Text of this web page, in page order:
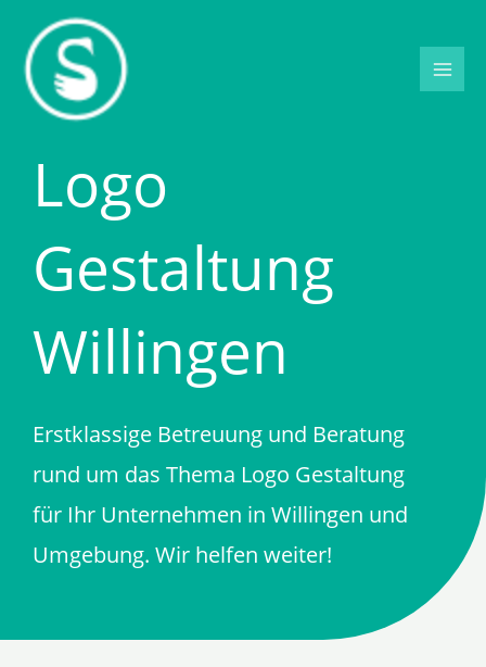
Inhalt
springen
Logo
Gestaltung
Willingen
Erstklassige Betreuung und Beratung
rund um das Thema Logo Gestaltung
für Ihr Unternehmen in Willingen und
Umgebung. Wir helfen weiter!